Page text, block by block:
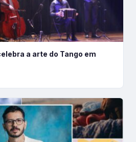
a arte do Tango em